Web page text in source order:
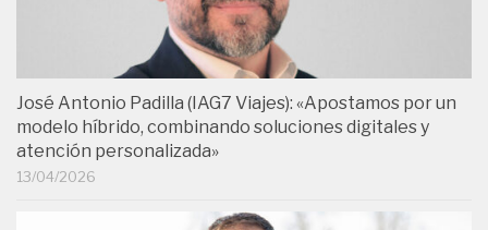
José Antonio Padilla (IAG7 Viajes): «Apostamos por un
modelo híbrido, combinando soluciones digitales y
atención personalizada»
13/04/2026